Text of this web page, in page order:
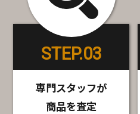
STEP.03
専門スタッフが
商品を査定